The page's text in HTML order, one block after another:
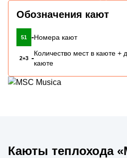
Обозначения кают
51 -Номера кают
2+3 -
Количество мест в каюте +
каюте
Каюты теплохода